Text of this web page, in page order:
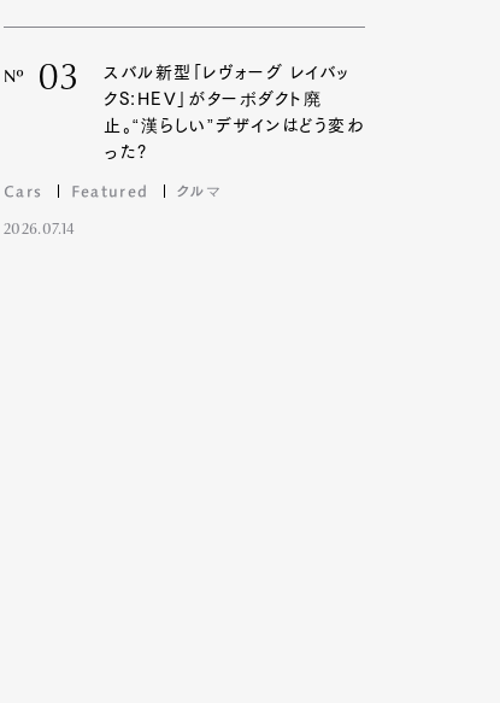
Nº 03
スバル新型「レヴォーグ レイバッ
クS:HEV」がターボダクト廃
止。“漢らしい”デザインはどう変わ
った?
Cars Featured クルマ
2026.07.14